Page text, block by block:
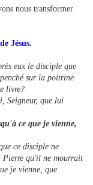
nous transformer
Jésus.
eux le disciple que
sur la poitrine
livre?
Seigneur, que lui
ce que je vienne,
ce disciple ne
Pierre qu'il ne mourrait
je vienne, que